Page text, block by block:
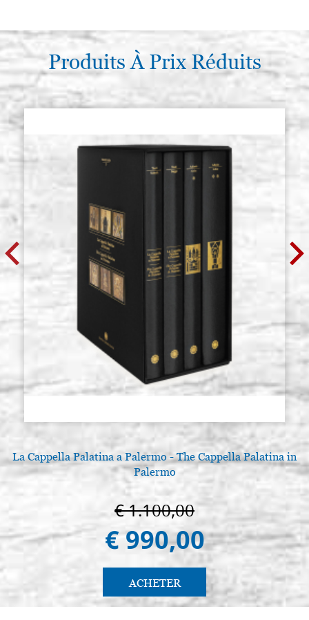
Produits À Prix Réduits
La Cappella Palatina a Palermo - The Cappella Palatina in
Palermo
€ 1.100,00
€ 990,00
ACHETER